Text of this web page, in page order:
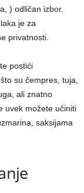
) odličan izbor.
je za
privatnosti.
postići
su čempres, tuja,
ali znatno
uvek možete učiniti
saksijama